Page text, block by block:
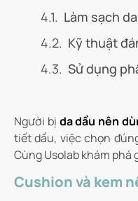
Làm sạch
Kỹ thuật
Sử dụng
Người bị da dầu nên
tiết dầu, việc chọn
CùngUsolabkhám phá
Cushion và kem